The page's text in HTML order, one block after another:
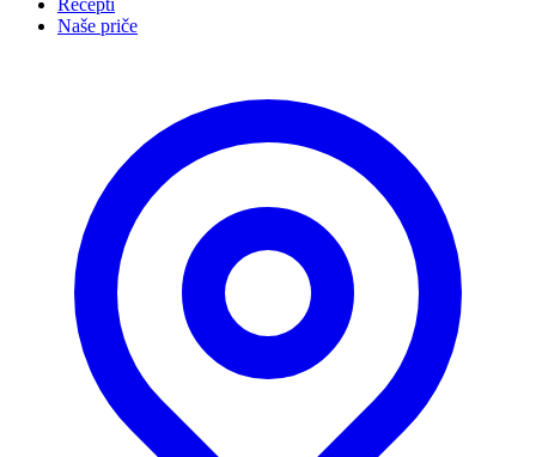
Recepti
Naše priče